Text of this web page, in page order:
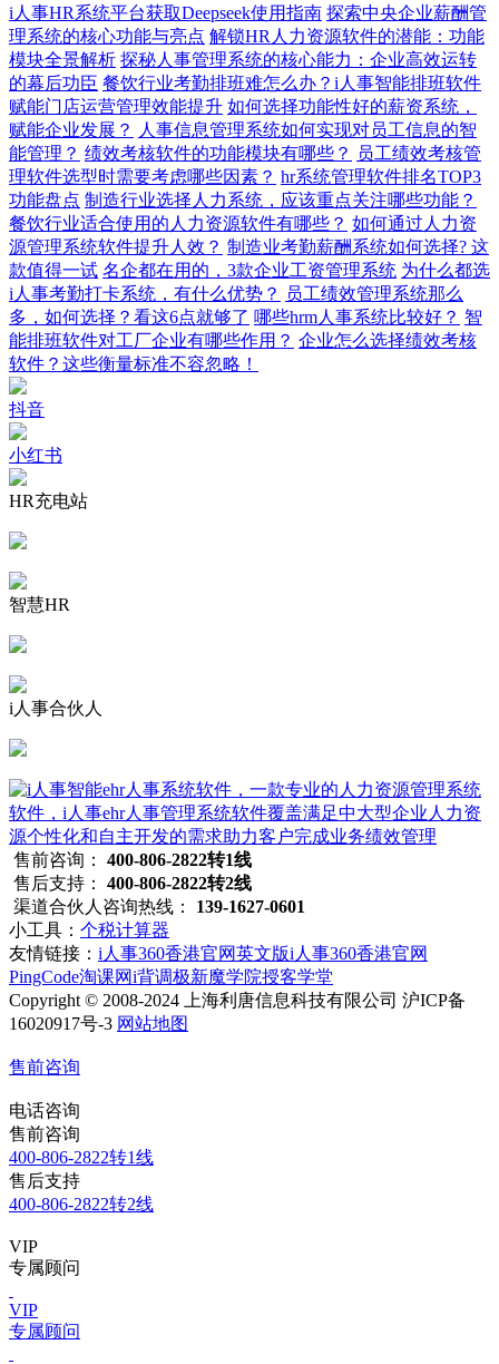
i人事HR系统平台获取Deepseek使用指南 探索中央企业薪酬管
理系统的核心功能与亮点 解锁HR人力资源软件的潜能：功能
模块全景解析 探秘人事管理系统的核心能力：企业高效运转
的幕后功臣 餐饮行业考勤排班难怎么办？i人事智能排班软件
赋能门店运营管理效能提升 如何选择功能性好的薪资系统，
赋能企业发展？
人事信息管理系统如何实现对员工信息的智
能管理？ 绩效考核软件的功能模块有哪些？
员工绩效考核管
理软件选型时需要考虑哪些因素？ hr系统管理软件排名TOP3
功能盘点 制造行业选择人力系统，应该重点关注哪些功能？
餐饮行业适合使用的人力资源软件有哪些？ 如何通过人力资
源管理系统软件提升人效？ 制造业考勤薪酬系统如何选择? 这
款值得一试 名企都在用的，3款企业工资管理系统 为什么都选
i人事考勤打卡系统，有什么优势？
员工绩效管理系统那么
多，如何选择？看这6点就够了 哪些hrm人事系统比较好？ 智
能排班软件对工厂企业有哪些作用？ 企业怎么选择绩效考核
软件？这些衡量标准不容忽略！
抖音
小红书
HR充电站
智慧HR
i人事合伙人
售前咨询：
400-806-2822转1线
售后支持：
400-806-2822转2线
渠道合伙人咨询热线：
139-1627-0601
小工具： 个税计算器
友情链接： i人事360香港官网英文版i人事360香港官网
PingCode淘课网i背调极新魔学院授客学堂
Copyright © 2008-2024 上海利唐信息科技有限公司 沪ICP备
16020917号-3 网站地图
售前咨询
电话咨询
售前咨询
400-806-2822转1线
售后支持
400-806-2822转2线
VIP
专属顾问
VIP
专属顾问